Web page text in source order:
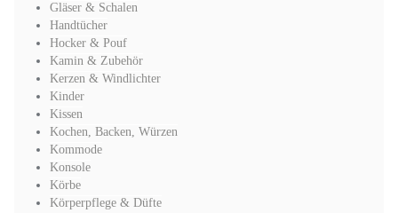
Gläser & Schalen
Handtücher
Hocker & Pouf
Kamin & Zubehör
Kerzen & Windlichter
Kinder
Kissen
Kochen, Backen, Würzen
Kommode
Konsole
Körbe
Körperpflege & Düfte